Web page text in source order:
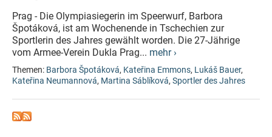
Prag - Die Olympiasiegerin im Speerwurf, Barbora
Špotáková, ist am Wochenende in Tschechien zur
Sportlerin des Jahres gewählt worden. Die 27-Jährige
vom Armee-Verein Dukla Prag... mehr ›
Themen: Barbora Špotáková, Kateřina Emmons, Lukáš Bauer,
Kateřina Neumannová, Martina Sáblíková, Sportler des Jahres